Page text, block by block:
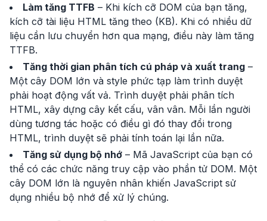
Làm tăng TTFB – Khi kích cỡ DOM của bạn tăng,
kích cỡ tài liệu HTML tăng theo (KB). Khi có nhiều dữ
liệu cần lưu chuyển hơn qua mạng, điều này làm tăng
TTFB.
Tăng thời gian phân tích cú pháp và xuất trang –
Một cây DOM lớn và style phức tạp làm trình duyệt
phải hoạt động vất vả. Trình duyệt phải phân tích
HTML, xây dựng cây kết cấu, vân vân. Mỗi lần người
dùng tương tác hoặc có điều gì đó thay đổi trong
HTML, trình duyệt sẽ phải tính toán lại lần nữa.
Tăng sử dụng bộ nhớ – Mã JavaScript của bạn có
thể có các chức năng truy cập vào phần tử DOM. Một
cây DOM lớn là nguyên nhân khiến JavaScript sử
dụng nhiều bộ nhớ để xử lý chúng.